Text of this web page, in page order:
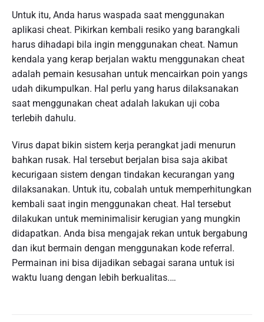
Untuk itu, Anda harus waspada saat menggunakan
aplikasi cheat. Pikirkan kembali resiko yang barangkali
harus dihadapi bila ingin menggunakan cheat. Namun
kendala yang kerap berjalan waktu menggunakan cheat
adalah pemain kesusahan untuk mencairkan poin yangs
udah dikumpulkan. Hal perlu yang harus dilaksanakan
saat menggunakan cheat adalah lakukan uji coba
terlebih dahulu.
Virus dapat bikin sistem kerja perangkat jadi menurun
bahkan rusak. Hal tersebut berjalan bisa saja akibat
kecurigaan sistem dengan tindakan kecurangan yang
dilaksanakan. Untuk itu, cobalah untuk memperhitungkan
kembali saat ingin menggunakan cheat. Hal tersebut
dilakukan untuk meminimalisir kerugian yang mungkin
didapatkan. Anda bisa mengajak rekan untuk bergabung
dan ikut bermain dengan menggunakan kode referral.
Permainan ini bisa dijadikan sebagai sarana untuk isi
waktu luang dengan lebih berkualitas.…